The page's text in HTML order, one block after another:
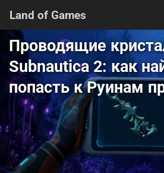
Land of Games
Проводящие
Subnautica 2: как
попасть к Руинам